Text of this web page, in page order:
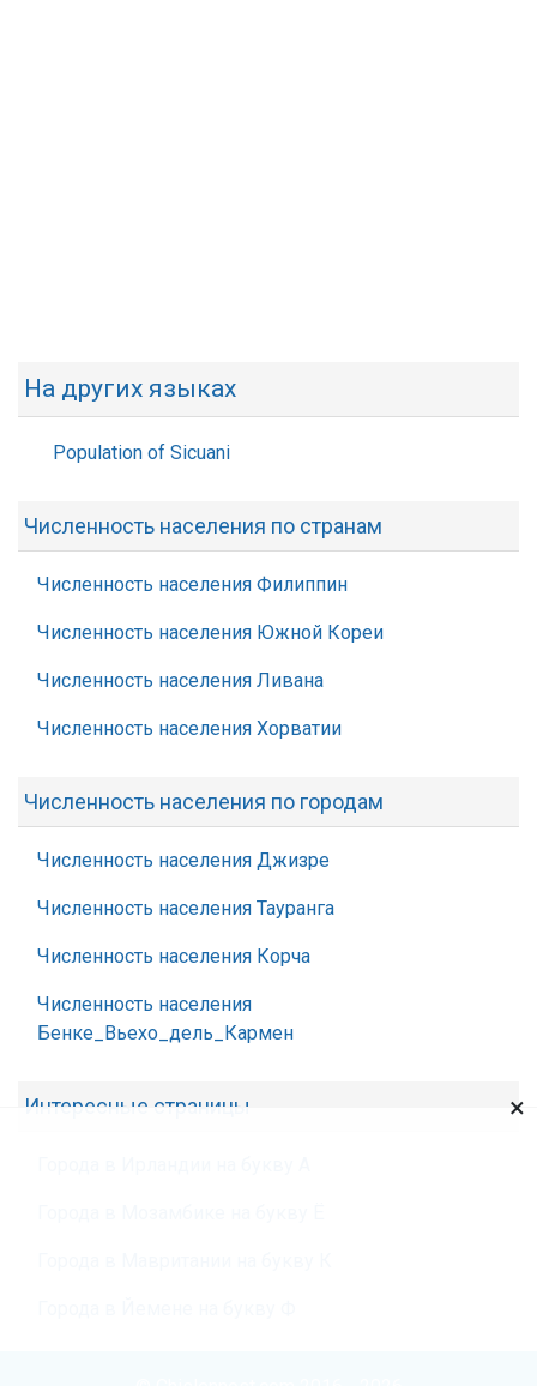
На других языках
Population of Sicuani
Численность населения по странам
Численность населения Филиппин
Численность населения Южной Кореи
Численность населения Ливана
Численность населения Хорватии
Численность населения по городам
Численность населения Джизре
Численность населения Тауранга
Численность населения Корча
Численность населения
Бенке_Вьехо_дель_Кармен
Интересные страницы ×